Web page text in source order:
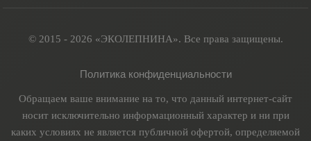
© 2015 - 2026 «ЭКОЛЕПНИНА». Все права защищены.
Политика конфиденциальности
Обращаем ваше внимание на то, что данный интернет-сайт
носит исключительно информационный характер и ни при
каких условиях не является публичной офертой, определяемой